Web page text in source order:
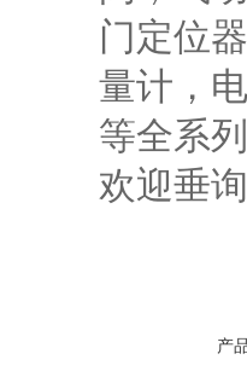
门定位
量计，
等全系
欢迎垂
产